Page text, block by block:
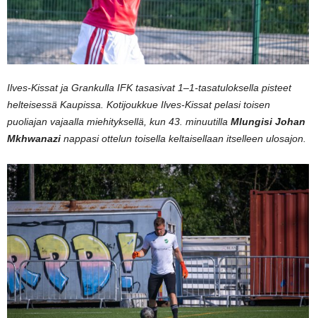
Ilves-Kissat ja Grankulla IFK tasasivat 1–1-tasatuloksella pisteet
helteisessä Kaupissa. Kotijoukkue Ilves-Kissat pelasi toisen
puoliajan vajaalla miehityksellä, kun 43. minuutilla Mlungisi Johan
Mkhwanazi nappasi ottelun toisella keltaisellaan itselleen ulosajon.